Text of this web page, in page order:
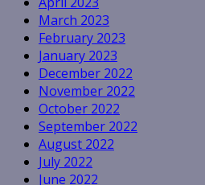
March 2023
February 2023
January 2023
December 2022
November 2022
October 2022
September 2022
August 2022
July 2022
June 2022